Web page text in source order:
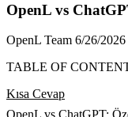
OpenL vs
OpenL Team 6/26/2026
TABLE OF
Kısa Cevap